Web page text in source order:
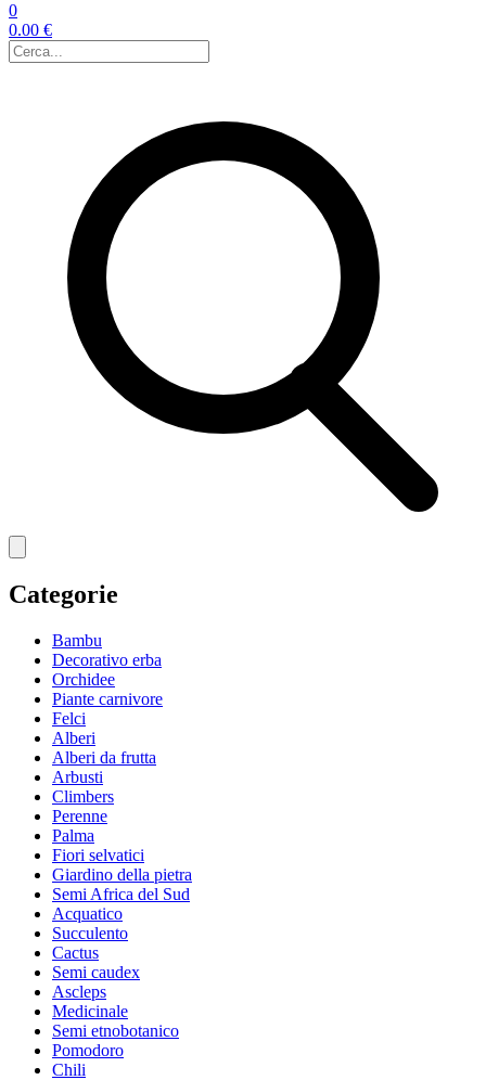
0
0.00 €
Categorie
Bambu
Decorativo erba
Orchidee
Piante carnivore
Felci
Alberi
Alberi da frutta
Arbusti
Climbers
Perenne
Palma
Fiori selvatici
Giardino della pietra
Semi Africa del Sud
Acquatico
Succulento
Cactus
Semi caudex
Ascleps
Medicinale
Semi etnobotanico
Pomodoro
Chili